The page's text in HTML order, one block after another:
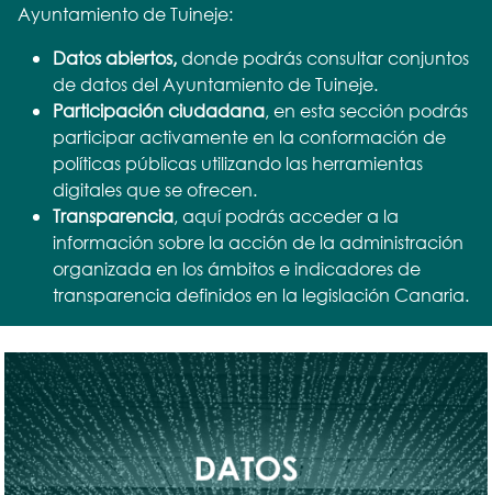
Ayuntamiento de Tuineje:
Datos abiertos,donde podrás consultar conjuntos
de datos del Ayuntamiento de Tuineje.
Participación ciudadana, en esta sección podrás
participar activamente en la conformación de
políticas públicas utilizando las herramientas
digitales que se ofrecen.
Transparencia, aquí podrás acceder a la
información sobre la acción de la administración
organizada en los ámbitos e indicadores de
transparencia definidos en la legislación Canaria.